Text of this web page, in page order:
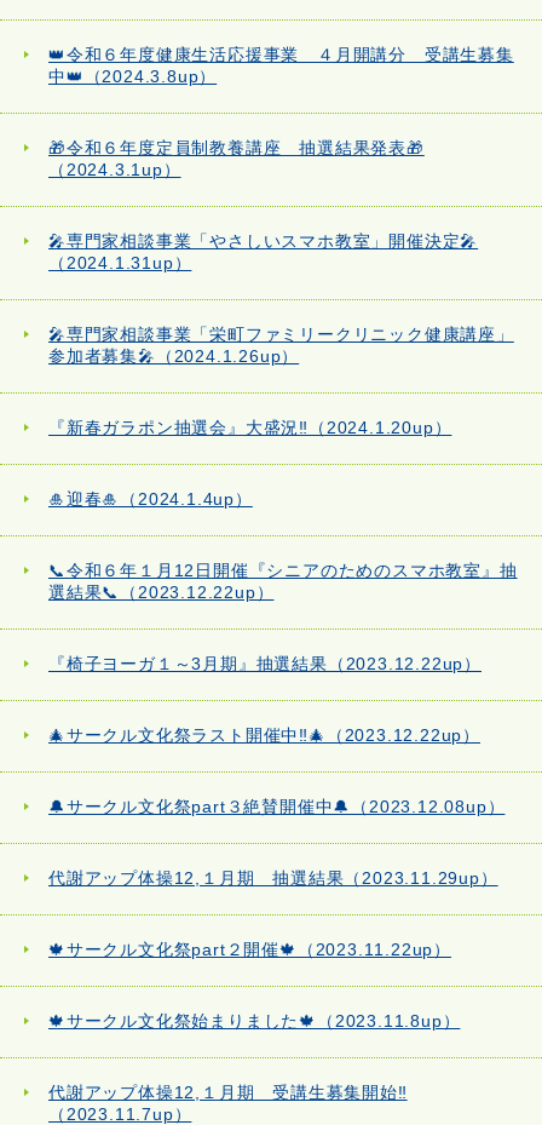
👑令和６年度健康生活応援事業 ４月開講分 受講生募集
中👑（2024.3.8up）
🎁令和６年度定員制教養講座 抽選結果発表🎁
（2024.3.1up）
🎤専門家相談事業「やさしいスマホ教室」開催決定🎤
（2024.1.31up）
🎤専門家相談事業「栄町ファミリークリニック健康講座」
参加者募集🎤（2024.1.26up）
『新春ガラポン抽選会』大盛況‼（2024.1.20up）
🎍迎春🎍（2024.1.4up）
📞令和６年１月12日開催『シニアのためのスマホ教室』抽
選結果📞（2023.12.22up）
『椅子ヨーガ１～3月期』抽選結果（2023.12.22up）
🎄サークル文化祭ラスト開催中‼🎄（2023.12.22up）
🔔サークル文化祭part３絶賛開催中🔔（2023.12.08up）
代謝アップ体操12,１月期 抽選結果（2023.11.29up）
🍁サークル文化祭part２開催🍁（2023.11.22up）
🍁サークル文化祭始まりました🍁（2023.11.8up）
代謝アップ体操12,１月期 受講生募集開始‼
（2023.11.7up）